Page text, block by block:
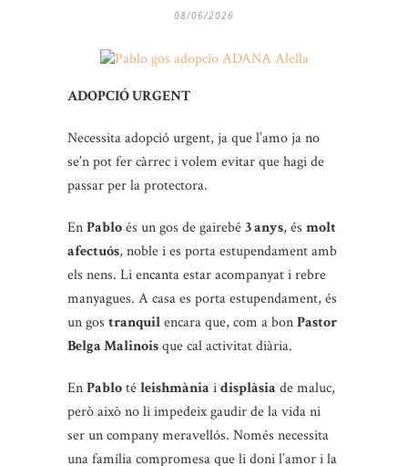
08/06/2026
ADOPCIÓ URGENT
Necessita adopció urgent, ja que l’amo ja no
se’n pot fer càrrec i volem evitar que hagi de
passar per la protectora.
EnPabloés un gos de gairebé3 anys, és molt
afectuós, noble i es porta estupendament amb
els nens. Li encanta estar acompanyat i rebre
manyagues. A casa es porta estupendament, és
un gos tranquilencara que, com a bonPastor
Belga Malinoisque cal activitat diària.
EnPablotéleishmània idisplàsia de maluc,
però això no li impedeix gaudir de la vida ni
ser un company meravellós. Només necessita
una família compromesa que li doni l’amor i la